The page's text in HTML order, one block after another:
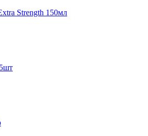
Strength 150мл